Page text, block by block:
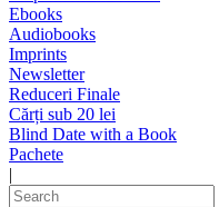
Ebooks
Audiobooks
Imprints
Newsletter
Reduceri Finale
Cărți sub 20 lei
Blind Date with a Book
Pachete
|